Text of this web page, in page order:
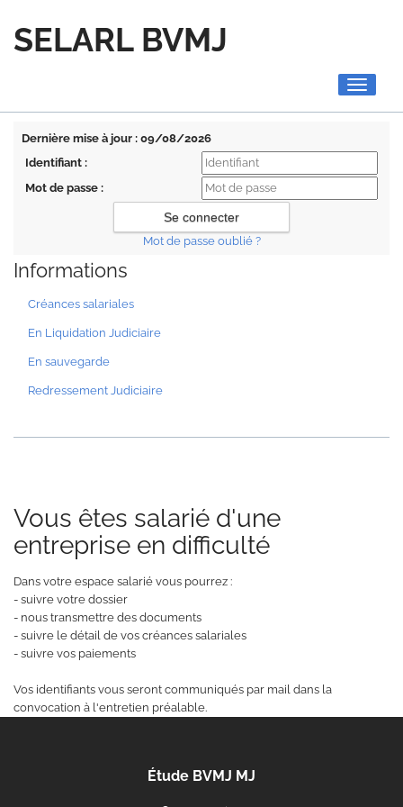
SELARL BVMJ
Toggle
Dernière mise à jour : 09/08/2026
Identifiant :
Mot de passe :
Mot de passe oublié ?
Informations
Créances salariales
En Liquidation Judiciaire
En sauvegarde
Redressement Judiciaire
Vous êtes salarié d'une
entreprise en difficulté
Dans votre espace salarié vous pourrez :
- suivre votre dossier
- nous transmettre des documents
- suivre le détail de vos créances salariales
- suivre vos paiements
Vos identifiants vous seront communiqués par mail dans la
convocation à l'entretien préalable.
Étude BVMJ MJ